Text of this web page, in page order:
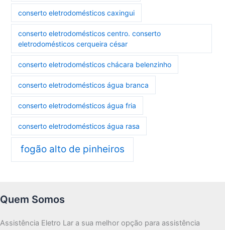
conserto eletrodomésticos caxingui
conserto eletrodomésticos centro. conserto
eletrodomésticos cerqueira césar
conserto eletrodomésticos chácara belenzinho
conserto eletrodomésticos água branca
conserto eletrodomésticos água fria
conserto eletrodomésticos água rasa
fogão alto de pinheiros
Quem Somos
Assistência Eletro Lar a sua melhor opção para assistência